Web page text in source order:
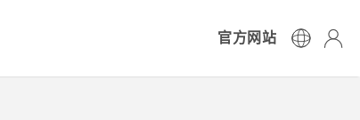
官方网站